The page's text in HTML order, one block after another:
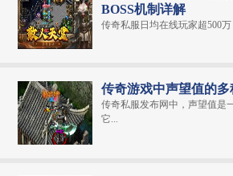
BOSS机制详解
传奇私服日均在线玩家超500
传奇游戏中声望值的
传奇私服发布网中，声望值是
它...